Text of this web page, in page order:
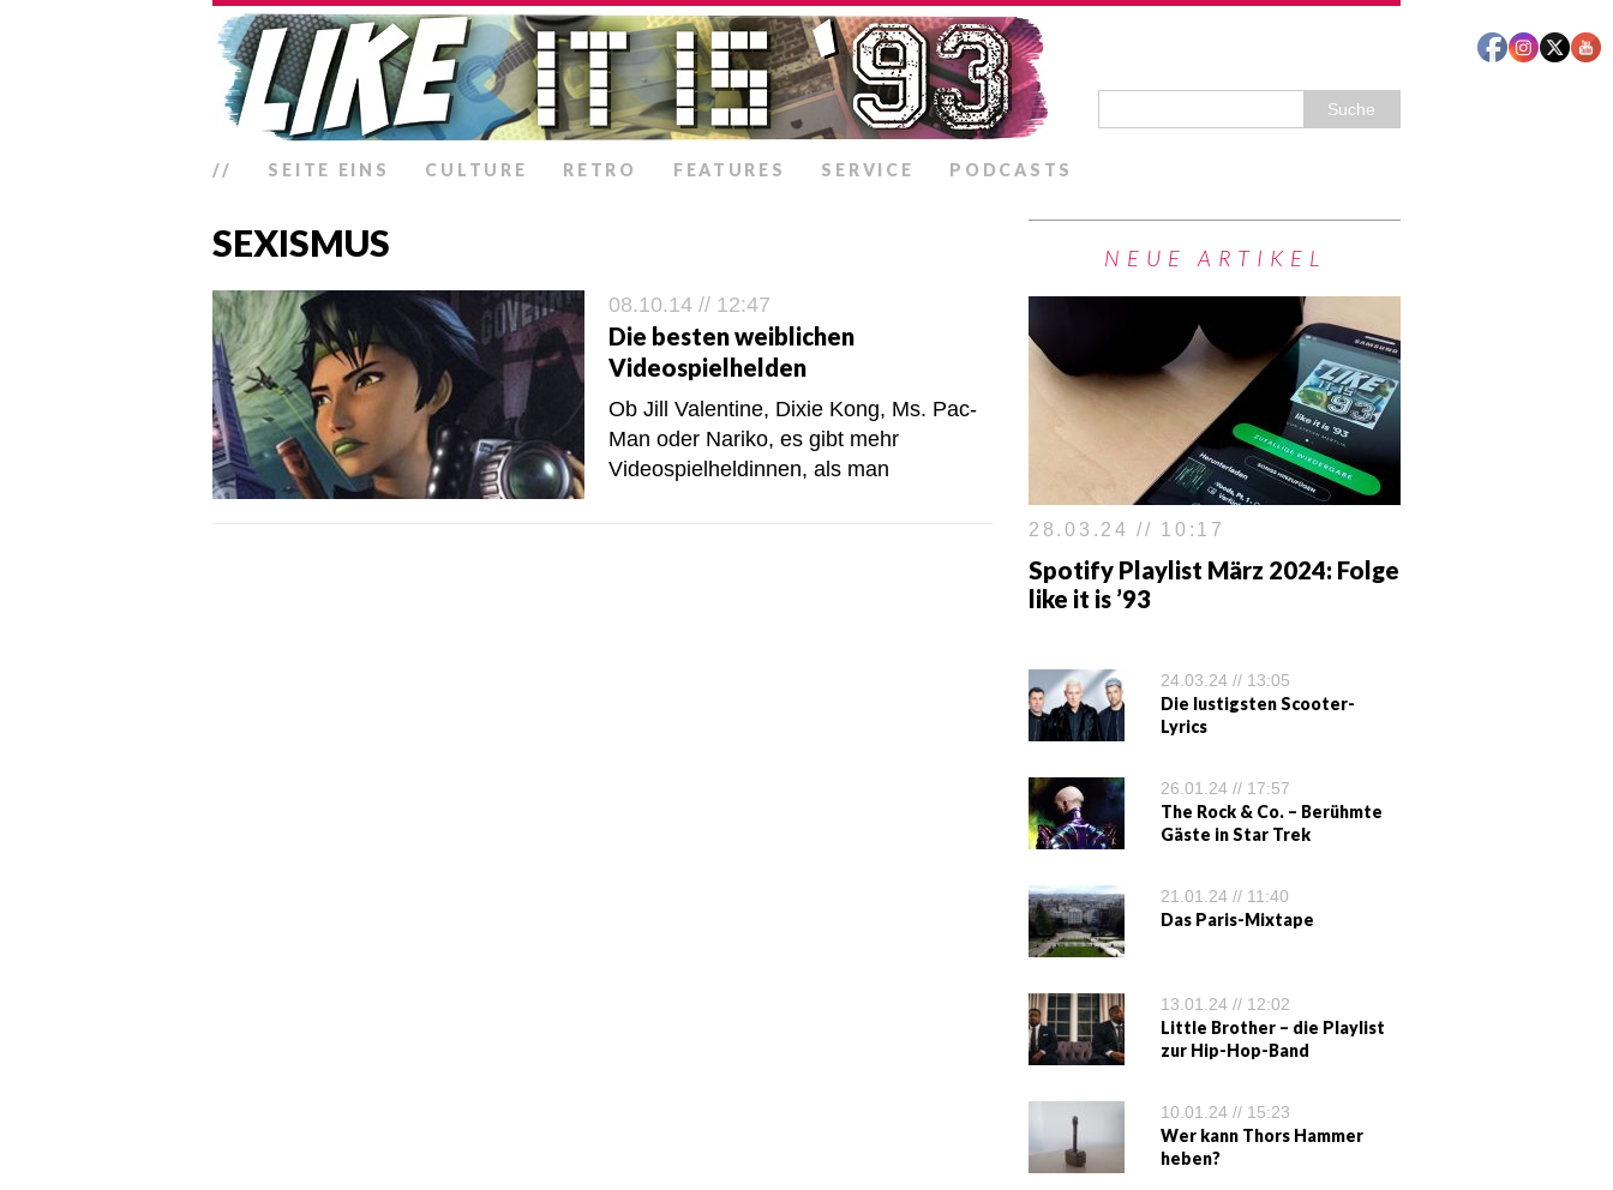
// SEITE EINS CULTURE RETRO FEATURES SERVICE PODCASTS
SEXISMUS
08.10.14 // 12:47
Die besten weiblichen
Videospielhelden
Ob Jill Valentine, Dixie Kong, Ms. Pac-
Man oder Nariko, es gibt mehr
Videospielheldinnen, als man
NEUE ARTIKEL
28.03.24 // 10:17
Spotify Playlist März 2024: Folge
like it is ’93
24.03.24 // 13:05
Die lustigsten Scooter-
Lyrics
26.01.24 // 17:57
The Rock & Co. – Berühmte
Gäste in Star Trek
21.01.24 // 11:40
Das Paris-Mixtape
13.01.24 // 12:02
Little Brother – die Playlist
zur Hip-Hop-Band
10.01.24 // 15:23
Wer kann Thors Hammer
heben?